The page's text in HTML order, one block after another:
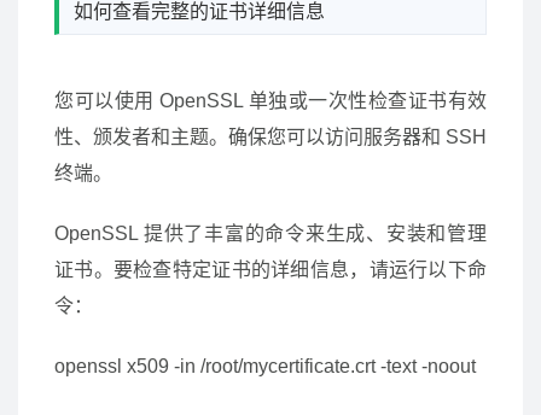
如何查看完整的证书详细信息
您可以使用 OpenSSL 单独或一次性检查证书有效
性、颁发者和主题。确保您可以访问服务器和 SSH
终端。
OpenSSL 提供了丰富的命令来生成、安装和管理
证书。要检查特定证书的详细信息，请运行以下命
令：
openssl x509 -in /root/mycertificate.crt -text -noout